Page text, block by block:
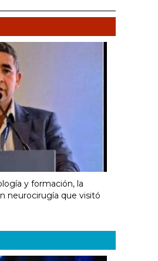
y formación, la
neurocirugía que visitó